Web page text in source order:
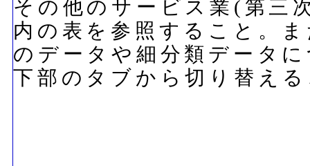
その他のサービス業(第三
内の表を参照すること。
のデータや細分類データ
下部のタブから切り替え